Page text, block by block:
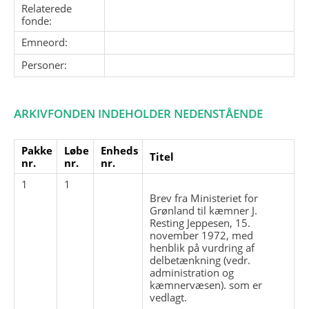
Relaterede
fonde:
Emneord:
Personer:
ARKIVFONDEN INDEHOLDER NEDENSTÅENDE
Pakke
nr.
Løbe
nr.
Enheds
nr.
Titel
1
1
Brev fra Ministeriet for
Grønland til kæmner J.
Resting Jeppesen, 15.
november 1972, med
henblik på vurdring af
delbetænkning (vedr.
administration og
kæmnervæsen). som er
vedlagt.